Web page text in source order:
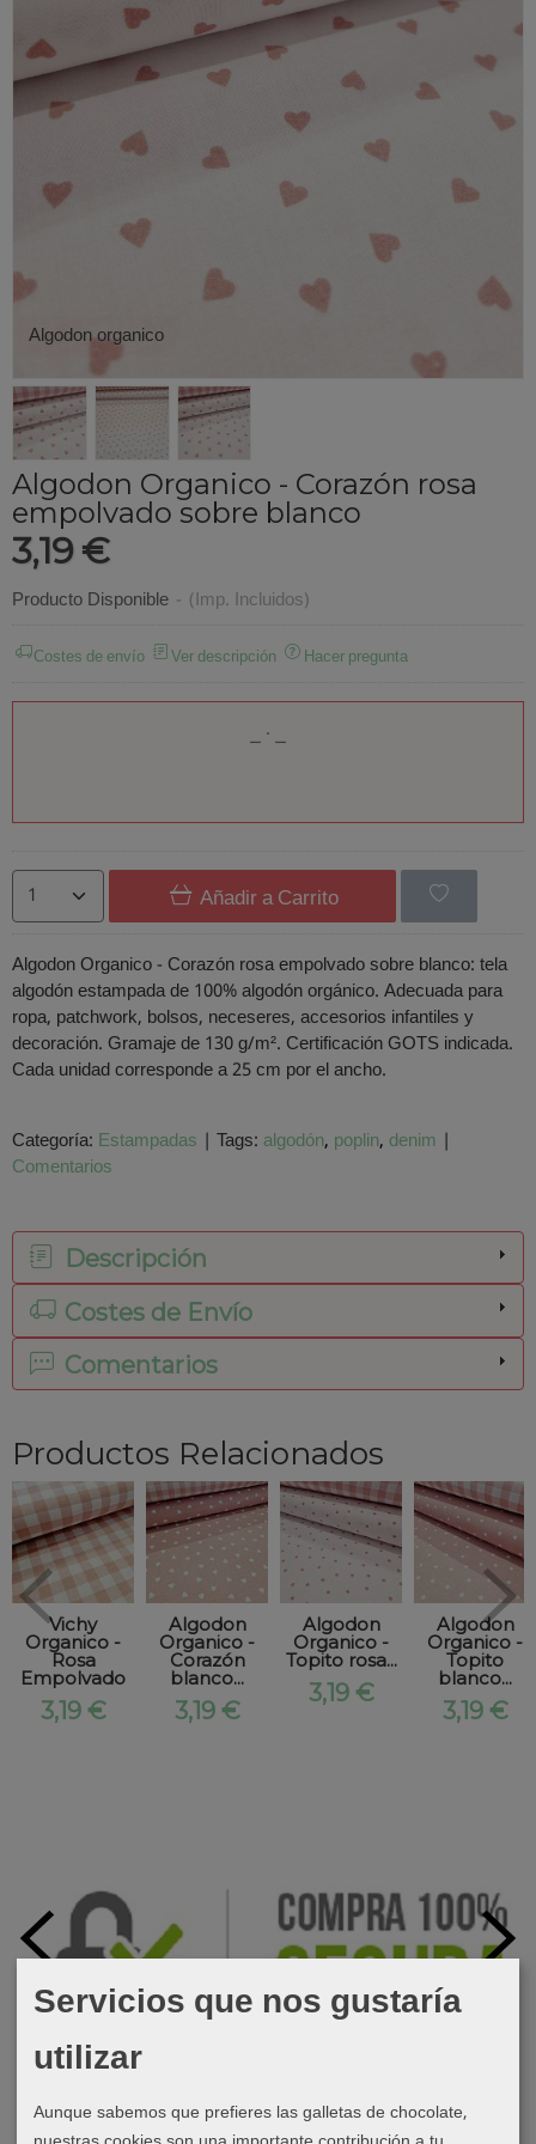
Algodon organico
Algodon Organico - Corazón rosa
empolvado sobre blanco
3,19 €
Producto Disponible - (Imp. Incluidos)
Costes de envío Ver descripción Hacer pregunta
Añadir a Carrito
Algodon Organico - Corazón rosa empolvado sobre blanco: tela
algodón estampada de 100% algodón orgánico. Adecuada para
ropa, patchwork, bolsos, neceseres, accesorios infantiles y
decoración. Gramaje de 130 g/m². Certificación GOTS indicada.
Cada unidad corresponde a 25 cm por el ancho.
Categoría: Estampadas | Tags: algodón poplin denim |
Comentarios
Descripción
Costes de Envío
Comentarios
Productos Relacionados
Vichy
Organico -
Rosa
Empolvado
3,19 €
Algodon
Organico -
Corazón
blanco...
3,19 €
Algodon
Organico -
Topito rosa...
3,19 €
Algodon
Organico -
Topito
blanco...
3,19 €
Servicios que nos gustaría
utilizar
Aunque sabemos que prefieres las galletas de chocolate,